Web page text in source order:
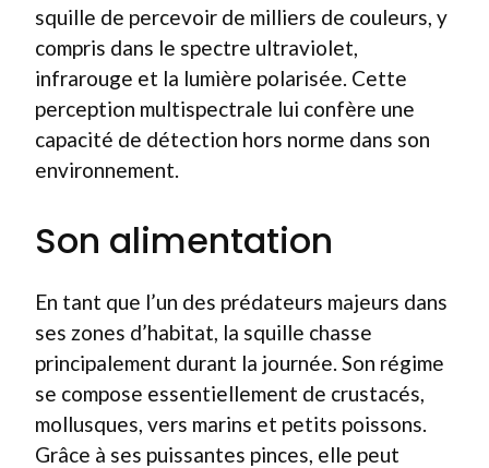
squille de percevoir de milliers de couleurs, y
compris dans le spectre ultraviolet,
infrarouge et la lumière polarisée. Cette
perception multispectrale lui confère une
capacité de détection hors norme dans son
environnement.
Son alimentation
En tant que l’un des prédateurs majeurs dans
ses zones d’habitat, la squille chasse
principalement durant la journée. Son régime
se compose essentiellement de crustacés,
mollusques, vers marins et petits poissons.
Grâce à ses puissantes pinces, elle peut